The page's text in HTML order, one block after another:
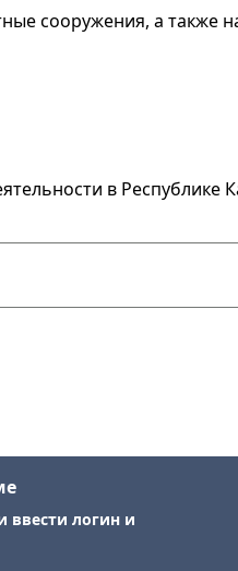
сооружения, а также
в Республике
ввести логин и